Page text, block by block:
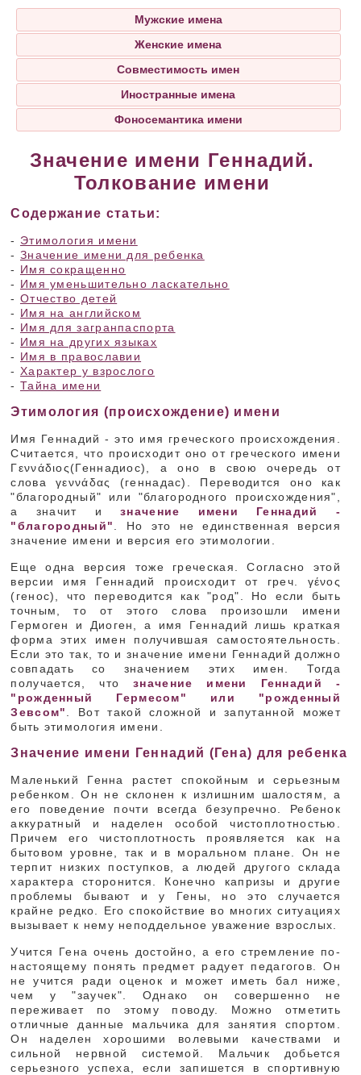
Мужские имена
Женские имена
Совместимость имен
Иностранные имена
Фоносемантика имени
Значение имени Геннадий.
Толкование имени
Содержание статьи:
- Этимология имени
- Значение имени для ребенка
- Имя сокращенно
- Имя уменьшительно ласкательно
- Отчество детей
- Имя на английском
- Имя для загранпаспорта
- Имя на других языках
- Имя в православии
- Характер у взрослого
- Тайна имени
Этимология (происхождение) имени
Имя Геннадий - это имя греческого происхождения.
Считается, что происходит оно от греческого имени
Γεννάδιος(Геннадиос), а оно в свою очередь от
слова γεννάδας (геннадас). Переводится оно как
"благородный" или "благородного происхождения",
а значит изначение имени Геннадий -
"благородный"
. Но это не единственная версия
значение имени и версия его этимологии.
Еще одна версия тоже греческая. Согласно этой
версии имя Геннадий происходит от греч. γένος
(генос), что переводится как "род". Но если быть
точным, то от этого слова произошли имени
Гермоген и Диоген, а имя Геннадий лишь краткая
форма этих имен получившая самостоятельность.
Если это так, то и значение имени Геннадий должно
совпадать со значением этих имен. Тогда
получается, чтозначение имени Геннадий -
"рожденный Гермесом" или "рожденный
Зевсом"
. Вот такой сложной и запутанной может
быть этимология имени.
Значение имени Геннадий (Гена) для ребенка
Маленький Генна растет спокойным и серьезным
ребенком. Он не склонен к излишним шалостям, а
его поведение почти всегда безупречно. Ребенок
аккуратный и наделен особой чистоплотностью.
Причем его чистоплотность проявляется как на
бытовом уровне, так и в моральном плане. Он не
терпит низких поступков, а людей другого склада
характера сторонится. Конечно капризы и другие
проблемы бывают и у Гены, но это случается
крайне редко. Его спокойствие во многих ситуациях
вызывает к нему неподдельное уважение взрослых.
Учится Гена очень достойно, а его стремление по-
настоящему понять предмет радует педагогов. Он
не учится ради оценок и может иметь бал ниже,
чем у "заучек". Однако он совершенно не
переживает по этому поводу. Можно отметить
отличные данные мальчика для занятия спортом.
Он наделен хорошими волевыми качествами и
сильной нервной системой. Мальчик добьется
серьезного успеха, если запишется в спортивную